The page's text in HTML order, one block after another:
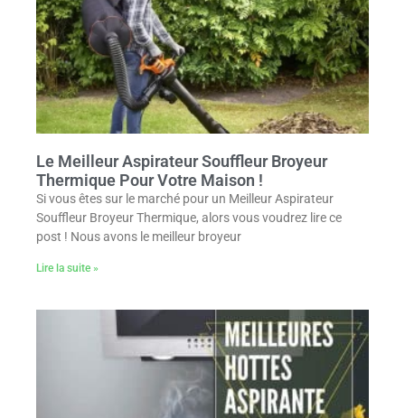
Le Meilleur Aspirateur Souffleur Broyeur
Thermique Pour Votre Maison !
Si vous êtes sur le marché pour un Meilleur Aspirateur
Souffleur Broyeur Thermique, alors vous voudrez lire ce
post ! Nous avons le meilleur broyeur
Lire la suite »